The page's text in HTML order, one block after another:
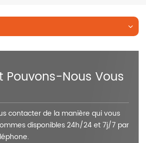
Nous Vous
contacter de la manière qui vous
disponibles 24h/24 et 7j/7 par